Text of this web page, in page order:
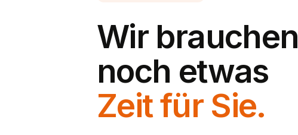
Wir brauchen
noch etwas
Zeit für Sie.